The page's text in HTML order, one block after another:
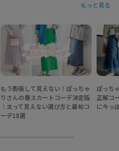
もっと見る
もう膨張して見えない！ぽっちゃ
りさんの春スカートコーデ決定版
│太って見えない選び方と最旬コ
ーデ18選
ぽっち
正解コ
に今っ